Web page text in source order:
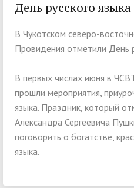
День русского языка
В Чукотском северо-
Провидения отметили День
В первых числах июня в
прошли мероприятия,
языка. Праздник, который
Александра Сергеевича
поговорить о богатстве,
языка.